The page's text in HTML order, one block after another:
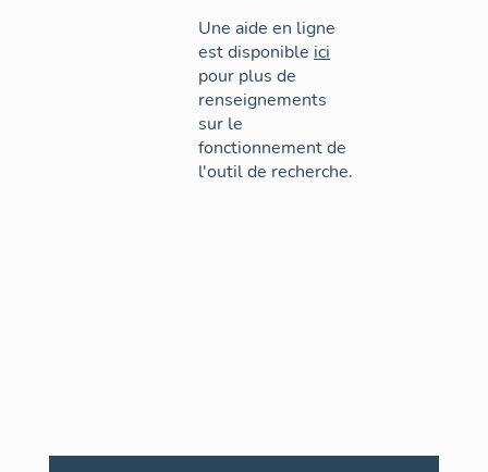
Une aide en ligne
est disponible ici
pour plus de
renseignements
sur le
fonctionnement de
l'outil de recherche.